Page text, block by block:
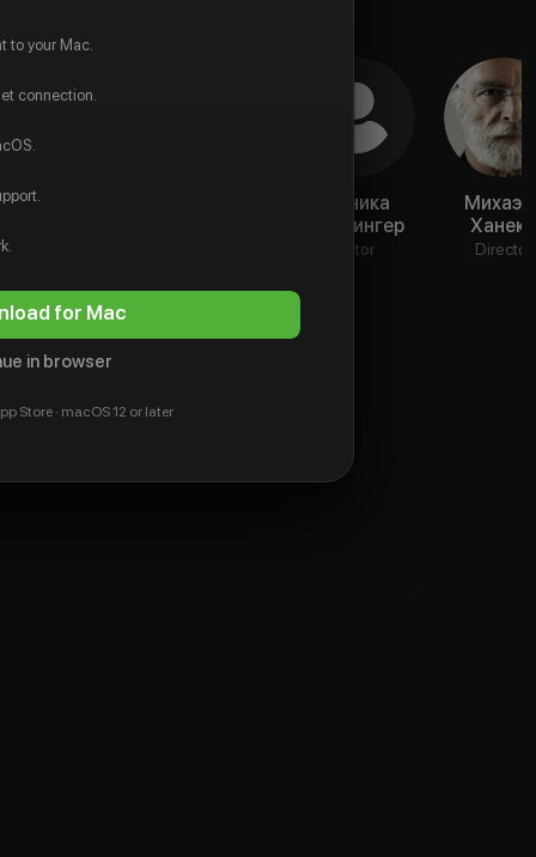
Вольфганг
Моника
Цаллингер
Actor
Ханеке
Director
to your Mac.
connection.
for Mac
in browser
Store · macOS 12 or later